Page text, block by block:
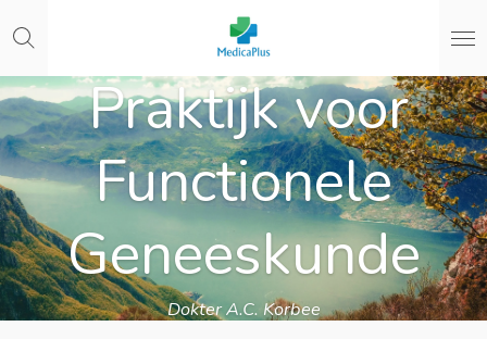
direct
naar
de
hoofdinhoudPraktijk voor
Functionele
Geneeskunde
Dokter A.C. Korbee